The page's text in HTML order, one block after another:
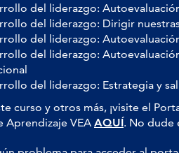
del liderazgo:
del liderazgo: Dirigir
del liderazgo:
del liderazgo:
del liderazgo: Estrategia y
curso y otros más, ¡visite el
Aprendizaje VEA AQUÍ. No dude